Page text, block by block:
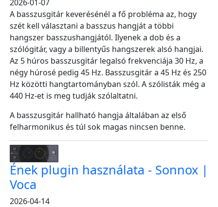
2026-01-07
A basszusgitár keverésénél a fő probléma az, hogy
szét kell választani a basszus hangját a többi
hangszer basszushangjától. Ilyenek a dob és a
szólógitár, vagy a billentyűs hangszerek alsó hangjai.
Az 5 húros basszusgitár legalsó frekvenciája 30 Hz, a
négy húrosé pedig 45 Hz. Basszusgitár a 45 Hz és 250
Hz közötti hangtartományban szól. A szólisták még a
440 Hz-et is meg tudják szólaltatni.
A basszusgitár hallható hangja általában az első
felharmonikus és túl sok magas nincsen benne.
Ének plugin használata - Sonnox |
Voca
2026-04-14